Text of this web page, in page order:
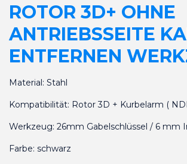
ROTOR 3D+ OHNE
ANTRIEBSSEITE
ENTFERNEN
Material: Stahl
Kompatibilität: Rotor 3D + Kurbelarm (
Werkzeug: 26mm Gabelschlüssel / 6 mm
Farbe: schwarz